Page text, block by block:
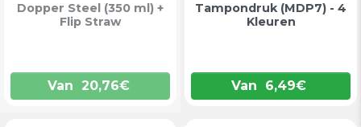
Dopper Steel (350 ml) +
Flip Straw
Van 20,76€
Tampondruk (MDP7) - 4
Kleuren
Van 6,49€